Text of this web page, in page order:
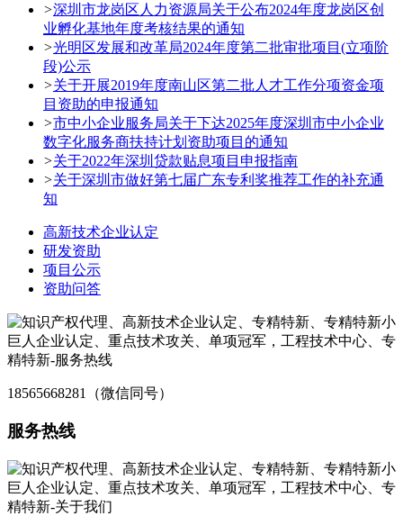
>深圳市龙岗区人力资源局关于公布2024年度龙岗区创
业孵化基地年度考核结果的通知
>光明区发展和改革局2024年度第二批审批项目(立项阶
段)公示
>关于开展2019年度南山区第二批人才工作分项资金项
目资助的申报通知
>市中小企业服务局关于下达2025年度深圳市中小企业
数字化服务商扶持计划资助项目的通知
>关于2022年深圳贷款贴息项目申报指南
>关于深圳市做好第七届广东专利奖推荐工作的补充通
知
高新技术企业认定
研发资助
项目公示
资助问答
18565668281（微信同号）
服务热线